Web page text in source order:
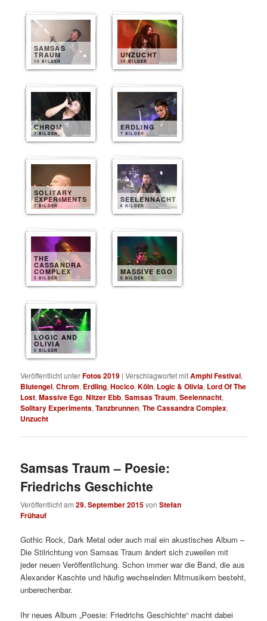
SAMSAS
TRAUM
10 BILDER
UNZUCHT
10 BILDER
CHROM
7 BILDER
ERDLING
7 BILDER
SOLITARY
EXPERIMENTS
7 BILDER
SEELENNACHT
6 BILDER
THE
CASSANDRA
COMPLEX
5 BILDER
MASSIVE EGO
5 BILDER
LOGIC AND
OLIVIA
5 BILDER
Veröffentlicht unterFotos 2019 |Verschlagwortet mitAmphi Festival,
Blutengel,Chrom, Erdling,Hocico,Köln, Logic & Olivia, Lord Of The
Lost,Massive Ego,Nitzer Ebb,Samsas Traum,Seelennacht,
Solitary Experiments,Tanzbrunnen,The Cassandra Complex,
Unzucht
Samsas Traum – Poesie:
Friedrichs Geschichte
Veröffentlicht am29. September 2015vonStefan
Frühauf
Gothic Rock, Dark Metal oder auch mal ein akustisches Album –
Die Stilrichtung von Samsas Traum ändert sich zuweilen mit
jeder neuen Veröffentlichung. Schon immer war die Band, die aus
Alexander Kaschte und häufig wechselnden Mitmusikern besteht,
unberechenbar.
Ihr neues Album „Poesie: Friedrichs Geschichte“ macht dabei